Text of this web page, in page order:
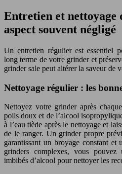
Entretien et nettoyage
aspect souvent négligé
Un entretien régulier est essentiel
long terme de votre grinder et
grinder sale peut altérer la saveur de
Nettoyage régulier : les
Nettoyez votre grinder après
poils doux et de l’alcool
à l’eau tiède après le nettoyage et
de le ranger. Un grinder propre
garantissant un broyage constant et
grinders complexes, vous
imbibés d’alcool pour nettoyer les